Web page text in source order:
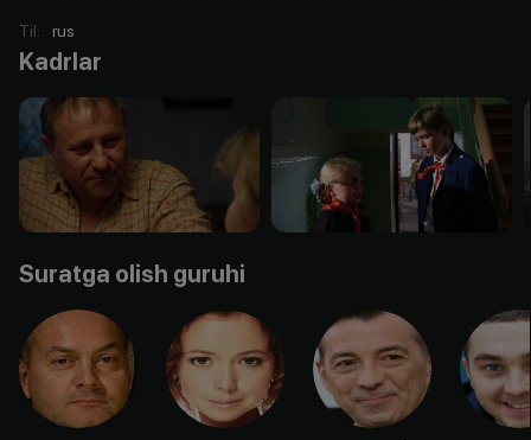
Til: rus
Kadrlar
Suratga olish guruhi